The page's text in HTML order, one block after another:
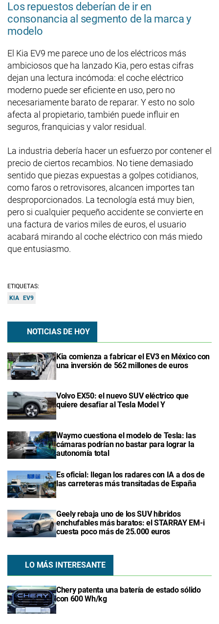
Los repuestos deberían de ir en
consonancia al segmento de la marca y
modelo
El Kia EV9 me parece uno de los eléctricos más
ambiciosos que ha lanzado Kia, pero estas cifras
dejan una lectura incómoda: el coche eléctrico
moderno puede ser eficiente en uso, pero no
necesariamente barato de reparar. Y esto no solo
afecta al propietario, también puede influir en
seguros, franquicias y valor residual.
La industria debería hacer un esfuerzo por contener el
precio de ciertos recambios. No tiene demasiado
sentido que piezas expuestas a golpes cotidianos,
como faros o retrovisores, alcancen importes tan
desproporcionados. La tecnología está muy bien,
pero si cualquier pequeño accidente se convierte en
una factura de varios miles de euros, el usuario
acabará mirando al coche eléctrico con más miedo
que entusiasmo.
ETIQUETAS:
KIA
EV9
NOTICIAS DE HOY
Kia comienza a fabricar el EV3 en México con
una inversión de 562 millones de euros
Volvo EX50: el nuevo SUV eléctrico que
quiere desafiar al Tesla Model Y
Waymo cuestiona el modelo de Tesla: las
cámaras podrían no bastar para lograr la
autonomía total
Es oficial: llegan los radares con IA a dos de
las carreteras más transitadas de España
Geely rebaja uno de los SUV híbridos
enchufables más baratos: el STARRAY EM-i
cuesta poco más de 25.000 euros
LO MÁS INTERESANTE
Chery patenta una batería de estado sólido
con 600 Wh/kg